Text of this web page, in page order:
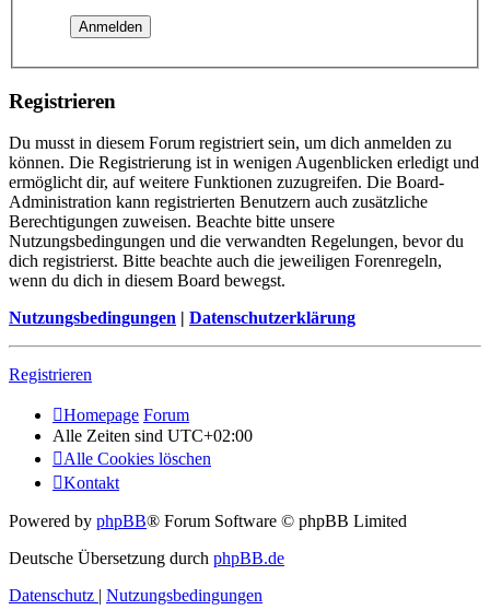
Registrieren
Du musst in diesem Forum registriert sein, um dich anmelden zu
können. Die Registrierung ist in wenigen Augenblicken erledigt und
ermöglicht dir, auf weitere Funktionen zuzugreifen. Die Board-
Administration kann registrierten Benutzern auch zusätzliche
Berechtigungen zuweisen. Beachte bitte unsere
Nutzungsbedingungen und die verwandten Regelungen, bevor du
dich registrierst. Bitte beachte auch die jeweiligen Forenregeln,
wenn du dich in diesem Board bewegst.
Nutzungsbedingungen | Datenschutzerklärung
Registrieren
Homepage Forum
Alle Zeiten sind UTC+02:00
Alle Cookies löschen
Kontakt
Powered by phpBB® Forum Software © phpBB Limited
Deutsche Übersetzung durch phpBB.de
Datenschutz | Nutzungsbedingungen